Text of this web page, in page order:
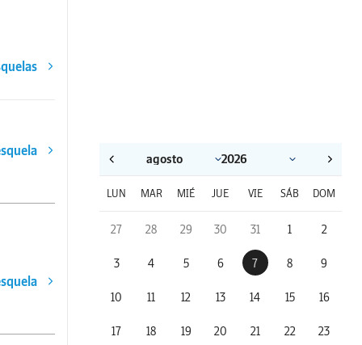
LUN MAR MIÉ JUE VIE SÁB DOM
27 28 29 30 31 1 2
3 4 5 6 7 8 9
10 11 12 13 14 15 16
17 18 19 20 21 22 23